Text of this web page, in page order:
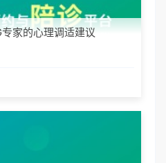
家的心理调适建议